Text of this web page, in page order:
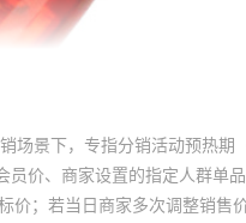
场景下，专指分销活动预热
价、商家设置的指定人群单
；若当日商家多次调整销售